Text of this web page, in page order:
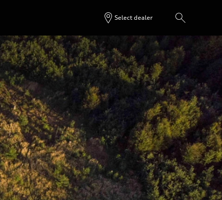
Select dealer